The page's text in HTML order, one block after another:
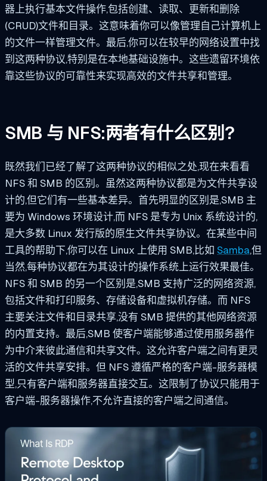
器上执行基本文件操作,包括创建、读取、更新和删除
(CRUD)文件和目录。这意味着你可以像管理自己计算机上
的文件一样管理文件。最后,你可以在较早的网络设置中找
到这两种协议,特别是在本地基础设施中。这些遗留环境依
靠这些协议的可靠性来实现高效的文件共享和管理。
SMB 与 NFS:两者有什么区别?
既然我们已经了解了这两种协议的相似之处,现在来看看
NFS 和 SMB 的区别。虽然这两种协议都是为文件共享设
计的,但它们有一些基本差异。首先明显的区别是,SMB 主
要为 Windows 环境设计,而 NFS 是专为 Unix 系统设计的,
是大多数 Linux 发行版的原生文件共享协议。在某些中间
工具的帮助下,你可以在 Linux 上使用 SMB,比如 Samba,但
当然,每种协议都在为其设计的操作系统上运行效果最佳。
NFS 和 SMB 的另一个区别是,SMB 支持广泛的网络资源,
包括文件和打印服务、存储设备和虚拟机存储。而 NFS
主要关注文件和目录共享,没有 SMB 提供的其他网络资源
的内置支持。最后,SMB 使客户端能够通过使用服务器作
为中介来彼此通信和共享文件。这允许客户端之间有更灵
活的文件共享安排。但 NFS 遵循严格的客户端-服务器模
型,只有客户端和服务器直接交互。这限制了协议只能用于
客户端-服务器操作,不允许直接的客户端之间通信。